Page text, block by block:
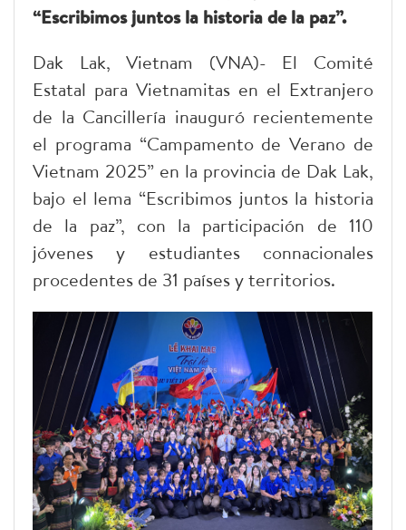
“Escribimos juntos la historia de la paz”.
Dak Lak, Vietnam (VNA)- El Comité
Estatal para Vietnamitas en el Extranjero
de la Cancillería inauguró recientemente
el programa “Campamento de Verano de
Vietnam 2025” en la provincia de Dak Lak,
bajo el lema “Escribimos juntos la historia
de la paz”, con la participación de 110
jóvenes y estudiantes connacionales
procedentes de 31 países y territorios.